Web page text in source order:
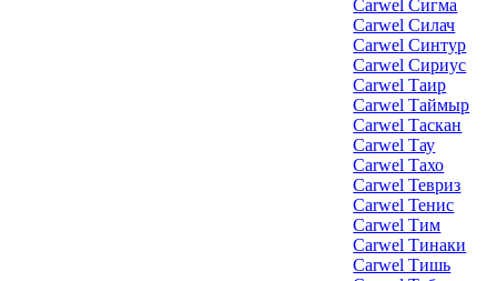
Carwel Сигма
Carwel Силач
Carwel Синтур
Carwel Сириус
Carwel Таир
Carwel Таймыр
Carwel Таскан
Carwel Тау
Carwel Тахо
Carwel Тевриз
Carwel Тенис
Carwel Тим
Carwel Тинаки
Carwel Тишь